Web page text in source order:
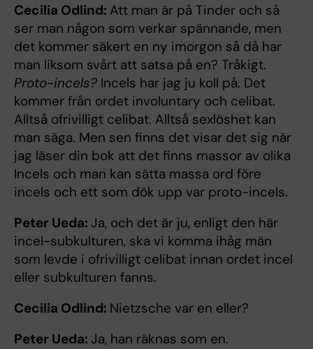
Cecilia Odlind: Att man är på Tinder och så
ser man någon som verkar spännande, men
det kommer säkert en ny imorgon så då har
man liksom svårt att satsa på en? Tråkigt.
Proto-incels? Incels har jag ju koll på. Det
kommer från ordet involuntary och celibat.
Alltså ofrivilligt celibat. Alltså sexlöshet kan
man säga. Men sen finns det visar det sig när
jag läser din bok att det finns massor av olika
Incels och man kan sätta massa ord före
incels och ett som dök upp var proto-incels.
Peter Ueda: Ja, och det är ju, enligt den här
incel-subkulturen, ska vi komma ihåg män
som levde i ofrivilligt celibat innan ordet incel
eller subkulturen fanns.
Cecilia Odlind: Nietzsche var en eller?
Peter Ueda: Ja, han räknas som en.